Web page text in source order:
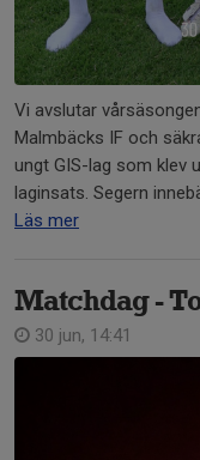
Vi avslutar
Malmbäcks IF och
ungt GIS-lag som klev
laginsats. Segern
Läs mer
Matchdag -
30 jun, 14:41